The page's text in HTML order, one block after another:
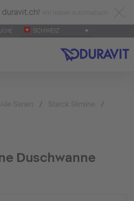
SCHWEIZ
Alle Serien
Starck Slimline
Duschwanne